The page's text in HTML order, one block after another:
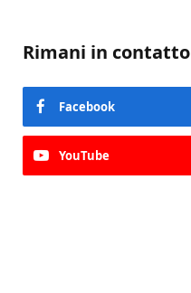
Rimani in contatto
Facebook
YouTube